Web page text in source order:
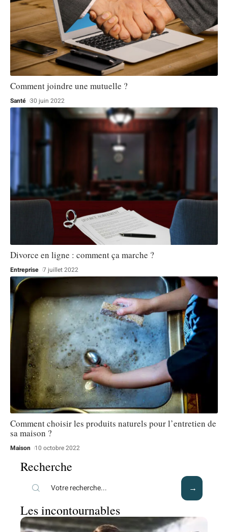
Comment joindre une mutuelle ?
Santé 30 juin 2022
Divorce en ligne : comment ça marche ?
Entreprise 7 juillet 2022
Comment choisir les produits naturels pour l’entretien de
sa maison ?
Maison 10 octobre 2022
Recherche
Les incontournables